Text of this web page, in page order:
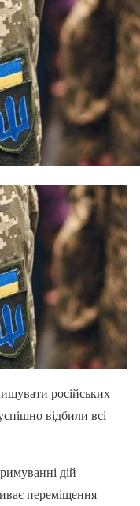
російських
відбили всі
дій
переміщення